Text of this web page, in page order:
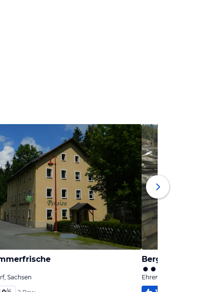
Sachsen
Berghotel
Ehrenfriedersdorf,